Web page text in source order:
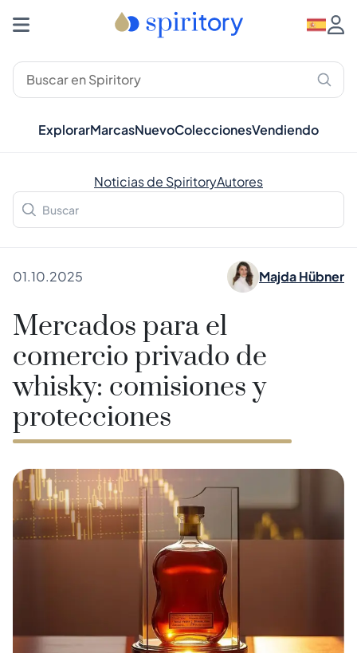
ExplorarMarcasNuevoColeccionesVendiendo
Noticias de SpiritoryAutores
01.10.2025 Majda Hübner
Mercados para el
comercio privado de
whisky: comisiones y
protecciones